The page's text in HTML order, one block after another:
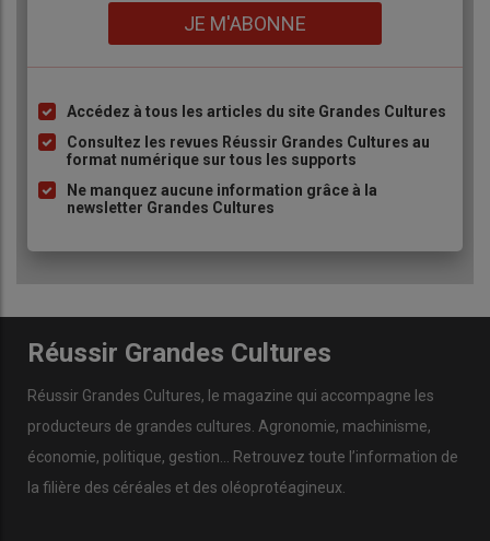
JE M'ABONNE
Liste
à
puce
Accédez à tous les articles du site Grandes Cultures
Consultez les revues Réussir Grandes Cultures au
format numérique sur tous les supports
Ne manquez aucune information grâce à la
newsletter Grandes Cultures
Réussir Grandes Cultures
Réussir Grandes Cultures, le magazine qui accompagne les
producteurs de grandes cultures Agronomie, machinisme,
économie, politique, gestion … Retrouvez toute l’information de
la filière des céréales et des oléoprotéagineux